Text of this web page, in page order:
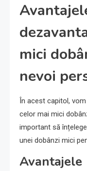
mici
nevoi
În acest capitol,
celor mai mici
important să
unei dobânzi mici
Avantajele